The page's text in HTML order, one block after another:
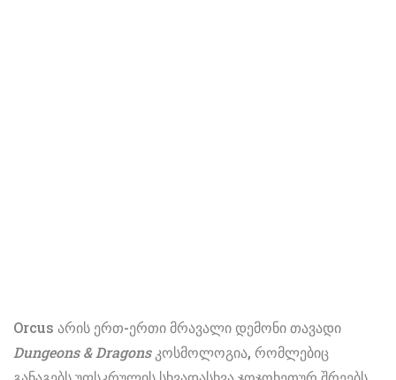
Orcus არის ერთ-ერთი მრავალი დემონი თავადი
Dungeons & Dragonsკოსმოლოგია, რომლებიც